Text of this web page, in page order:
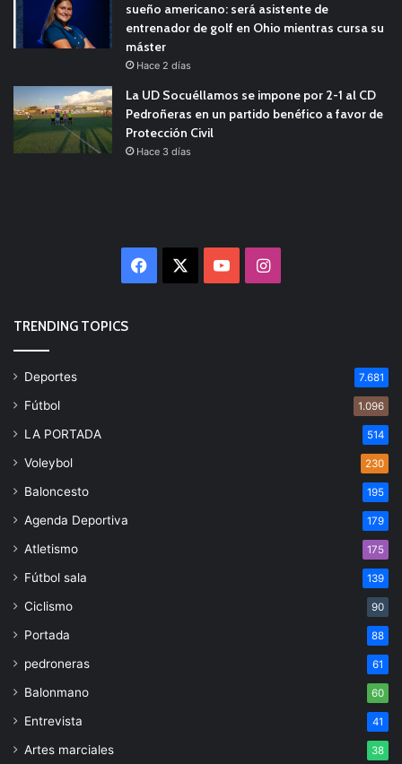
sueño americano: será asistente de
entrenador de golf en Ohio mientras cursa su
máster
Hace 2 días
La UD Socuéllamos se impone por 2-1 al CD
Pedroñeras en un partido benéfico a favor de
Protección Civil
Hace 3 días
Facebook YouTubeInstagram
TRENDING TOPICS
Deportes 7.681
Fútbol 1.096
LA PORTADA 514
Voleybol 230
Baloncesto 195
Agenda Deportiva 179
Atletismo 175
Fútbol sala 139
Ciclismo 90
Portada 88
pedroneras 61
Balonmano 60
Entrevista 41
Artes marciales 38